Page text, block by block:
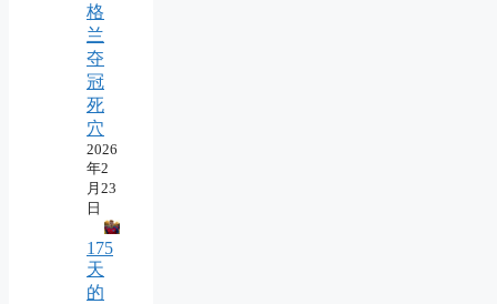
格
兰
夺
冠
死
穴
2026
年2
月23
日
175
天
的